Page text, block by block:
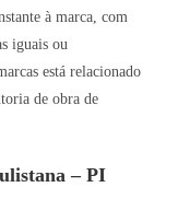
à marca, com
iguais ou
está relacionado
de obra de
– PI